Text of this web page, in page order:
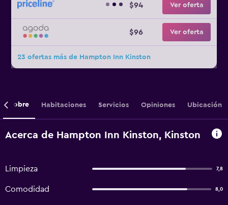
$94 Ver oferta
$96 Ver oferta
23 ofertas más de Hampton Inn Kinston
Sobre Habitaciones Servicios Opiniones Ubicación
Acerca de Hampton Inn Kinston, Kinston
Limpieza 7,8
Comodidad 8,0